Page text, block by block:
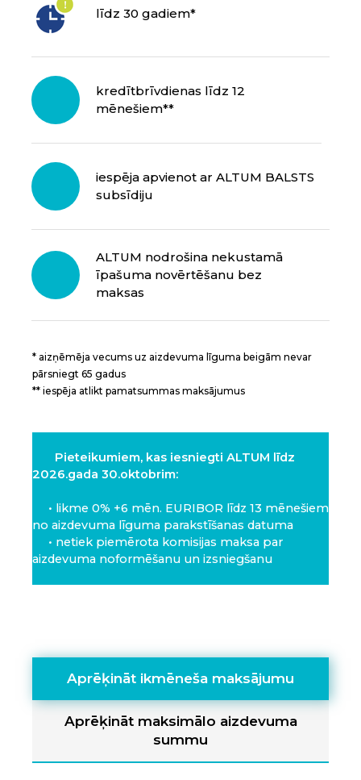
līdz 30 gadiem*
kredītbrīvdienas līdz 12
mēnešiem**
iespēja apvienot ar ALTUM BALSTS
subsīdiju
ALTUM nodrošina nekustamā
īpašuma novērtēšanu bez
maksas
* aizņēmēja vecums uz aizdevuma līguma beigām nevar
pārsniegt 65 gadus
** iespēja atlikt pamatsummas maksājumus
Pieteikumiem, kas iesniegti ALTUM līdz
2026.gada 30.oktobrim:
• likme 0% +6 mēn. EURIBOR līdz 13 mēnešiem
no aizdevuma līguma parakstīšanas datuma
• netiek piemērota komisijas maksa par
aizdevuma noformēšanu un izsniegšanu
Aprēķināt ikmēneša maksājumu
Aprēķināt maksimālo aizdevuma
summu